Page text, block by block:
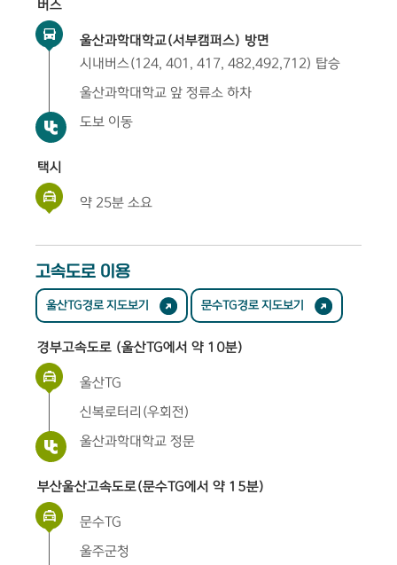
버스
울산과학대학교(서부캠퍼스) 방면
시내버스(124, 401, 417, 482,492,712) 탑승
울산과학대학교 앞 정류소 하차
도보 이동
택시
약 25분 소요
고속도로 이용
울산TG경로 지도보기 문수TG경로 지도보기
경부고속도로 (울산TG에서 약 10분)
울산TG
신복로터리(우회전)
울산과학대학교 정문
부산울산고속도로(문수TG에서 약 15분)
문수TG
울주군청